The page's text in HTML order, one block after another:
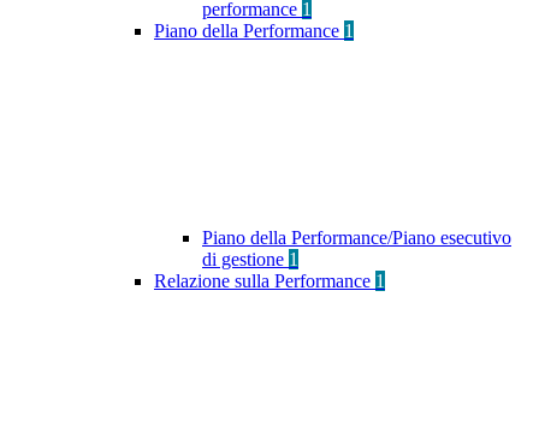
performance 1
Piano della Performance 1
Piano della Performance/Piano esecutivo
di gestione 1
Relazione sulla Performance 1